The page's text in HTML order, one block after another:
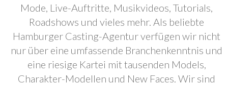
Mode, Live-Auftritte, Musikvideos, Tutorials,
Roadshows und vieles mehr. Als beliebte
Hamburger Casting-Agentur verfügen wir nicht
nur über eine umfassende Branchenkenntnis und
eine riesige Kartei mit tausenden Models,
Charakter-Modellen und New Faces. Wir sind